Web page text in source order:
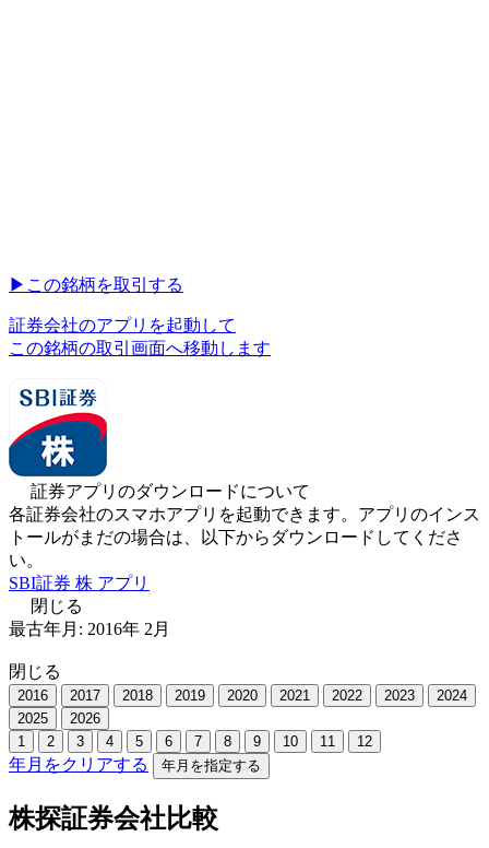
▶︎ この銘柄を取引する
証券会社のアプリを起動して
この銘柄の取引画面へ移動します
証券アプリのダウンロードについて
各証券会社のスマホアプリを起動できます。アプリのインス
トールがまだの場合は、以下からダウンロードしてくださ
い。
SBI証券 株 アプリ
閉じる
最古年月: 2016年 2 月
閉じる
2016 2017 2018 2019 2020 2021 2022 2023
2024
2025
2026
1
2 3 4 5 6 7 8 9 10 11 12
年月をクリアする 年月を指定する
株探証券会社比較